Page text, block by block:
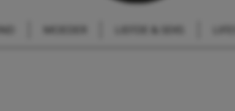
MOEDER LIEFDE & SEKS